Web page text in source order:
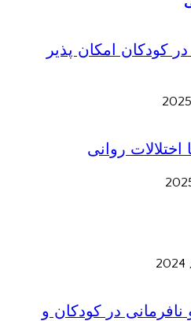
در کودکان امکان پذیر
روانی
نافرمانی در کودکان و